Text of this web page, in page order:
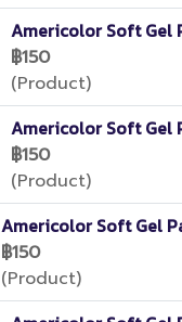
Americolor Soft Gel
฿150
(Product)
Americolor Soft Gel
฿150
(Product)
Americolor Soft Gel
฿150
(Product)